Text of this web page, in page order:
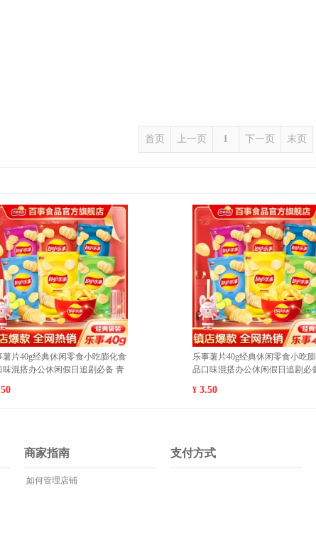
首页 上一页 1 下一页 末页
典休闲零食小吃膨化食
休闲假日追剧必备 清
魔法士干脆面袋装20g/袋休闲膨化零
食品干吃充饥即食方便面 吮指嫩牛排
商家指南
如何管理店铺
支付方式